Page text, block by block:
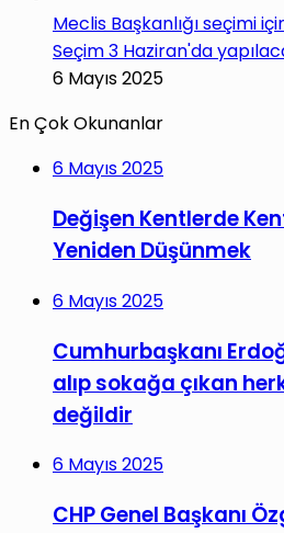
Meclis Başkanlığı seçimi
Seçim 3 Haziran'da
6 Mayıs 2025
En Çok Okunanlar
6 Mayıs 2025
Değişen Kentlerde
Yeniden Düşünmek
6 Mayıs 2025
Cumhurbaşkanı
alıp sokağa çıkan
değildir
6 Mayıs 2025
CHP Genel Başkanı